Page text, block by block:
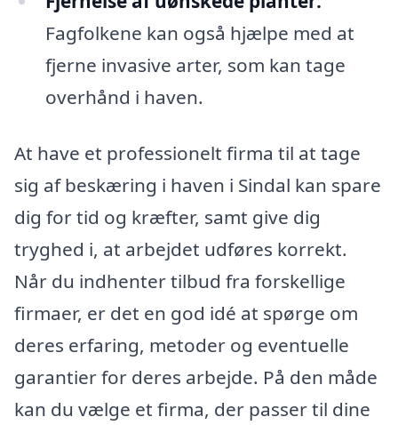
Fagfolkene kan også hjælpe med at
fjerne invasive arter, som kan tage
overhånd i haven.
At have et professionelt firma til at tage
sig af beskæring i haven i Sindal kan spare
dig for tid og kræfter, samt give dig
tryghed i, at arbejdet udføres korrekt.
Når du indhenter tilbud fra forskellige
firmaer, er det en god idé at spørge om
deres erfaring, metoder og eventuelle
garantier for deres arbejde. På den måde
kan du vælge et firma, der passer til dine